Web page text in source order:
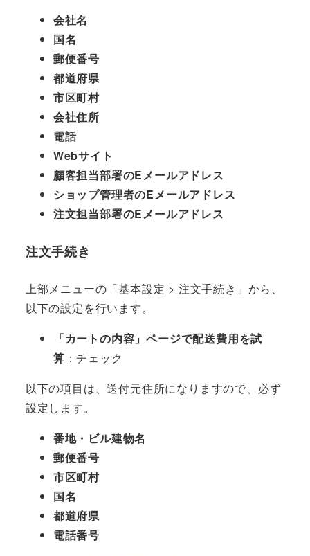
会社名
国名
郵便番号
都道府県
市区町村
会社住所
電話
Webサイト
顧客担当部署のEメールアドレス
ショップ管理者のEメールアドレス
注文担当部署のEメールアドレス
注文手続き
上部メニューの「基本設定 > 注文手続き」から、
以下の設定を行います。
「カートの内容」ページで配送費用を試
算 ：チェック
以下の項目は、送付元住所になりますので、必ず
設定します。
番地・ビル建物名
郵便番号
市区町村
国名
都道府県
電話番号